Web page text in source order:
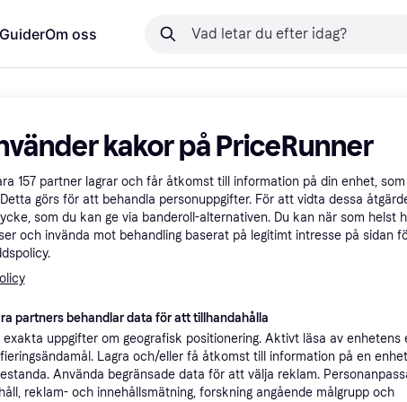
GuiderOm oss
kakor på PriceRunner
157 partner lagrar och får åtkomst till information på din enhet,
görs för att behandla personuppgifter. För att vidta dessa
som du kan ge via banderoll-alternativen. Du kan när som helst
och invända mot behandling baserat på legitimt intresse på sidan
partners behandlar data för att tillhandahålla
exakta uppgifter om geografisk positionering. Aktivt läsa av enhetens
Lagra och/eller få åtkomst till information på en
Använda begränsade data för att välja reklam.
reklam- och innehållsmätning, forskning angående målgrupp och